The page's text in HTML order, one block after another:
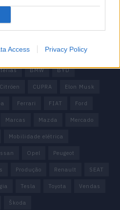
Access Privacy Policy
BMW BYD
Citröen CUPRA Elon Musk
Ferrari FIAT Ford
Marcas Mazda Mercado
Mobilidade elétrica
Opel Peugeot
Produção Renault SEAT
Tesla Toyota Vendas
Škoda